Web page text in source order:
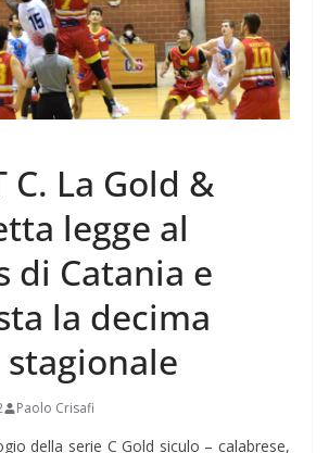
C. La Gold &
legge al
di Catania e
la decima
Paolo Crisafi
della serie C Gold siculo – calabrese,